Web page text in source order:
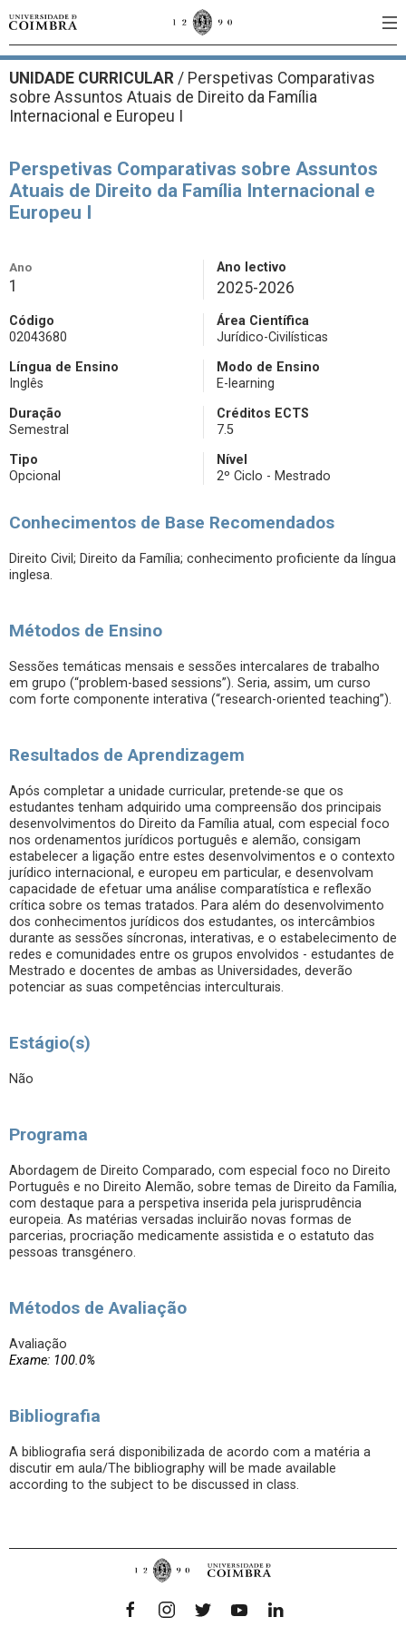
UNIDADE CURRICULAR / Perspetivas Comparativas
sobre Assuntos Atuais de Direito da Família
Internacional e Europeu I
Perspetivas Comparativas sobre Assuntos
Atuais de Direito da Família Internacional e
Europeu I
Ano
1
Ano lectivo
2025-2026
Código
02043680
Área Científica
Jurídico-Civilísticas
Língua de Ensino
Inglês
Modo de Ensino
E-learning
Duração
Semestral
Créditos ECTS
7.5
Tipo
Opcional
Nível
2º Ciclo - Mestrado
Conhecimentos de Base Recomendados
Direito Civil; Direito da Família; conhecimento proficiente da língua
inglesa.
Métodos de Ensino
Sessões temáticas mensais e sessões intercalares de trabalho
em grupo (“problem-based sessions”). Seria, assim, um curso
com forte componente interativa (“research-oriented teaching”).
Resultados de Aprendizagem
Após completar a unidade curricular, pretende-se que os
estudantes tenham adquirido uma compreensão dos principais
desenvolvimentos do Direito da Família atual, com especial foco
nos ordenamentos jurídicos português e alemão, consigam
estabelecer a ligação entre estes desenvolvimentos e o contexto
jurídico internacional, e europeu em particular, e desenvolvam
capacidade de efetuar uma análise comparatística e reflexão
crítica sobre os temas tratados. Para além do desenvolvimento
dos conhecimentos jurídicos dos estudantes, os intercâmbios
durante as sessões síncronas, interativas, e o estabelecimento de
redes e comunidades entre os grupos envolvidos - estudantes de
Mestrado e docentes de ambas as Universidades, deverão
potenciar as suas competências interculturais.
Estágio(s)
Não
Programa
Abordagem de Direito Comparado, com especial foco no Direito
Português e no Direito Alemão, sobre temas de Direito da Família,
com destaque para a perspetiva inserida pela jurisprudência
europeia. As matérias versadas incluirão novas formas de
parcerias, procriação medicamente assistida e o estatuto das
pessoas transgénero.
Métodos de Avaliação
Avaliação
Exame: 100.0%
Bibliografia
A bibliografia será disponibilizada de acordo com a matéria a
discutir em aula/The bibliography will be made available
according to the subject to be discussed in class.